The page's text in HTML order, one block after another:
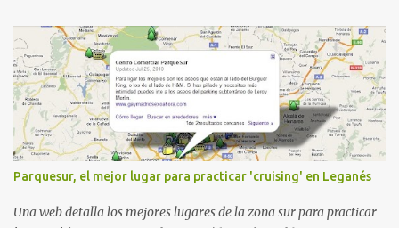
Parquesur, el mejor lugar para practicar 'cruising' en Leganés
Una web detalla los mejores lugares de la zona sur para practicar